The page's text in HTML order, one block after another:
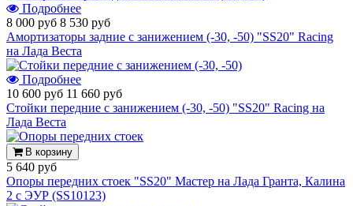
Подробнее
8 000 руб 8 530 руб
Амортизаторы задние с занижением (-30, -50) "SS20" Racing
на Лада Веста
Подробнее
10 600 руб 11 660 руб
Стойки передние с занижением (-30, -50) "SS20" Racing на
Лада Веста
В корзину
5 640 руб
Опоры передних стоек "SS20" Мастер на Лада Гранта, Калина
2 с ЭУР (SS10123)